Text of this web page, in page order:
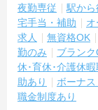
夜勤専従 駅か
宅手当・補助
求人
無資格OK
勤のみ
ブランク
休･育休･介護休
助あり
ボーナス
職金制度あり